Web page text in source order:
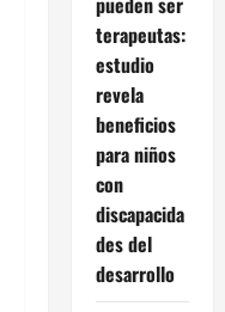
terapeutas:
estudio
revela
beneficios
para niños
con
discapacida
des del
desarrollo